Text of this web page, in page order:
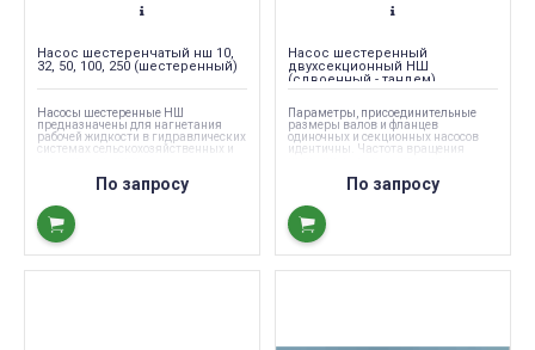
Насос шестеренчатый нш 10,
32, 50, 100, 250 (шестеренный)
Насосы шестеренные НШ
предназначены для нагнетания
рабочей жидкости в гидравлических
системах сельскохозяйственных и
По запросу
Насос шестеренный
двухсекционный НШ
(сдвоенный - тандем)
Параметры, присоединительные
размеры валов и фланцев
одиночных и секционных насосов
идентичны. Частота вращения
минимальной частотой вращения.
По запросу